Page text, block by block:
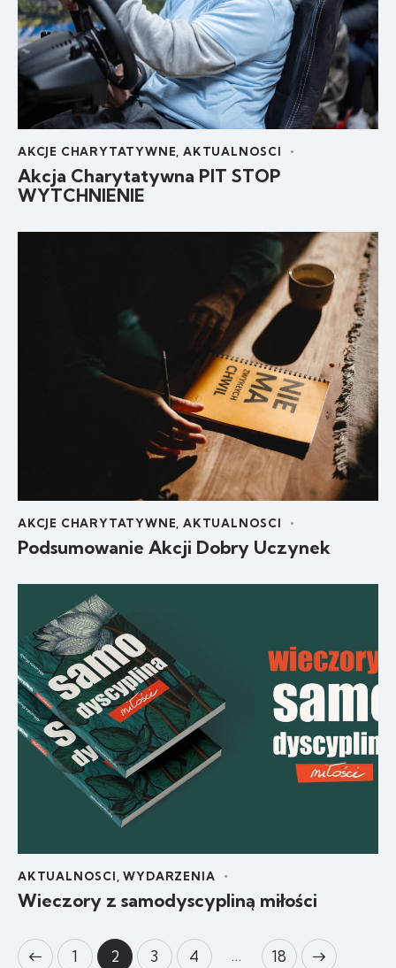
AKCJE CHARYTATYWNE ,AKTUALNOSCI
Akcja Charytatywna PIT STOP
WYTCHNIENIE
AKCJE CHARYTATYWNE ,AKTUALNOSCI
Podsumowanie Akcji Dobry Uczynek
AKTUALNOSCI ,WYDARZENIA
Wieczory z samodyscypliną miłości
1 2 3 4 … 18
>